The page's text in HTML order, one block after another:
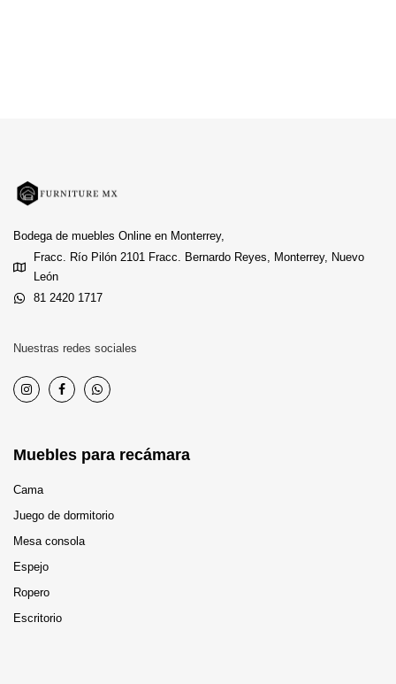
Bodega de muebles Online en Monterrey,
Fracc. Río Pilón 2101 Fracc. Bernardo Reyes, Monterrey, Nuevo
León
81 2420 1717
Nuestras redes sociales
Muebles para recámara
Cama
Juego de dormitorio
Mesa consola
Espejo
Ropero
Escritorio